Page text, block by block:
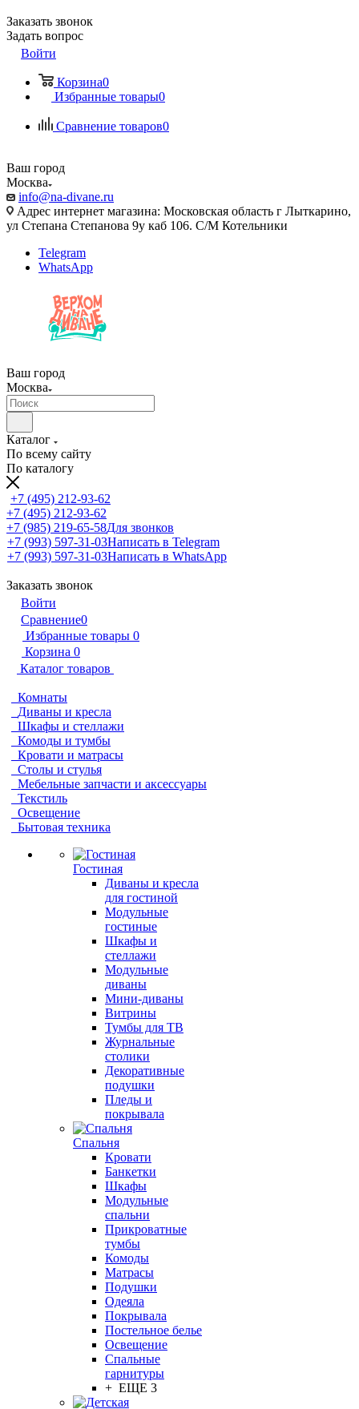
Заказать звонок
Задать вопрос
Войти
Корзина0
Избранные товары0
Сравнение товаров0
Ваш город
Москва
info@na-divane.ru
Адрес интернет магазина: Московская область г Лыткарино,
ул Степана Степанова 9у каб 106. С/М Котельники
Telegram
WhatsApp
Ваш город
Москва
Каталог
По всему сайту
По каталогу
+7 (495) 212-93-62
+7 (495) 212-93-62
+7 (985) 219-65-58Для звонков
+7 (993) 597-31-03Написать в Telegram
+7 (993) 597-31-03Написать в WhatsApp
Заказать звонок
Войти
Сравнение0
Избранные товары 0
Корзина 0
Каталог товаров
Комнаты
Диваны и кресла
Шкафы и стеллажи
Комоды и тумбы
Кровати и матрасы
Столы и стулья
Мебельные запчасти и аксессуары
Текстиль
Освещение
Бытовая техника
Гостиная
Диваны и кресла
для гостиной
Модульные
гостиные
Шкафы и
стеллажи
Модульные
диваны
Мини-диваны
Витрины
Тумбы для ТВ
Журнальные
столики
Декоративные
подушки
Пледы и
покрывала
Спальня
Кровати
Банкетки
Шкафы
Модульные
спальни
Прикроватные
тумбы
Комоды
Матрасы
Подушки
Одеяла
Покрывала
Постельное белье
Освещение
Спальные
гарнитуры
+ ЕЩЕ 3